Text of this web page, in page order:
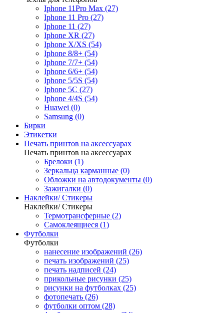
Iphone 11Pro Max (27)
Iphone 11 Pro (27)
Iphone 11 (27)
Iphone XR (27)
Iphone X/XS (54)
Iphone 8/8+ (54)
Iphone 7/7+ (54)
Iphone 6/6+ (54)
Iphone 5/5S (54)
Iphone 5C (27)
Iphone 4/4S (54)
Huawei (0)
Samsung (0)
Бирки
Этикетки
Печать принтов на аксессуарах
Печать принтов на аксессуарах
Брелоки (1)
Зеркальца карманные (0)
Обложки на автодокументы (0)
Зажигалки (0)
Наклейки/ Стикеры
Наклейки/ Стикеры
Термотрансферные (2)
Самоклеящиеся (1)
Футболки
Футболки
нанесение изображений (26)
печать изображений (25)
печать надписей (24)
прикольные рисунки (25)
рисунки на футболках (25)
фотопечать (26)
футболки оптом (28)